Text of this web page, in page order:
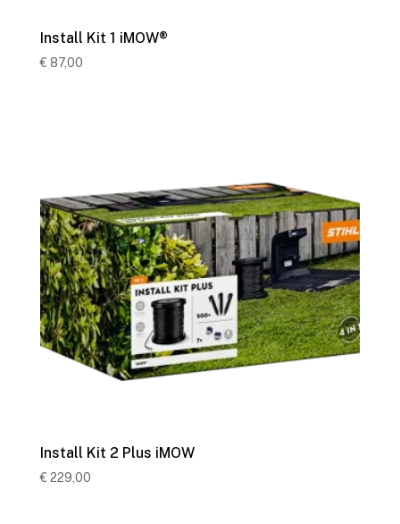
Install Kit 1 iMOW®
€ 87,00
Install Kit 2 Plus iMOW
€ 229,00